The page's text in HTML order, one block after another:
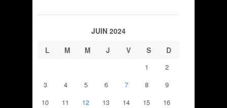
JUIN 2024
L
M M J V S D
1
2
3
4 5 6 7 8
9
10
11 12 13 14 15
16